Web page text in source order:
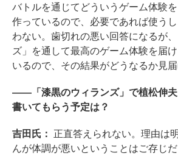
バトルを通じてどういうゲーム体験
作っているので、必要であれば使う
わない。歯切れの悪い回答になるが
ズ」を通して最高のゲーム体験を届
いるので、その結果がどうなるか見届
――「漆黒のウィランズ」で植松伸夫
書いてもらう予定は？
吉田氏： 正直答えられない。理由は
んが体調が悪いということはご存じ